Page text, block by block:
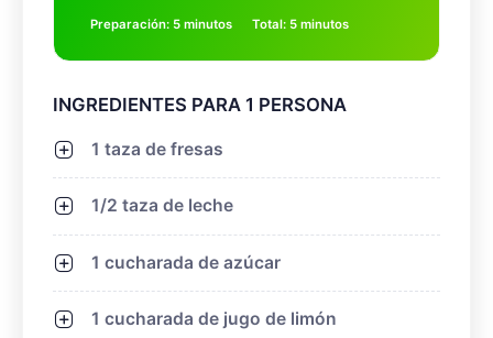
Preparación: 5 minutos Total: 5 minutos
INGREDIENTES PARA 1 PERSONA
1 taza de fresas
1/2 taza de leche
1 cucharada de azúcar
1 cucharada de jugo de limón